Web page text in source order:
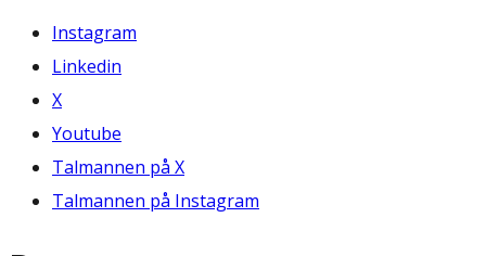
Instagram
Linkedin
X
Youtube
Talmannen på X
Talmannen på Instagram